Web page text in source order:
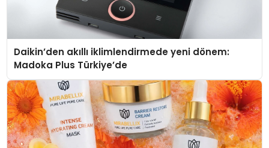
Daikin’den akıllı iklimlendirmede yeni dönem:
Madoka Plus Türkiye’de